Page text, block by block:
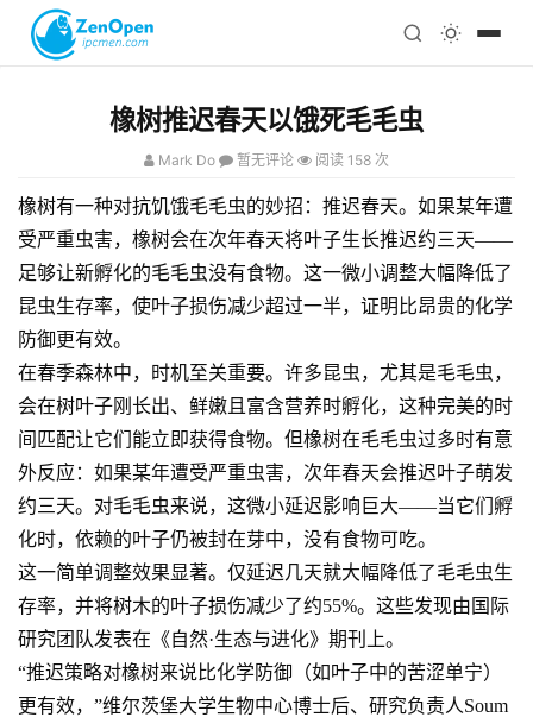
科技
注册
橡树推迟春天以饿死毛毛虫
Mark Do 暂无评论 阅读 158 次
橡树有一种对抗饥饿毛毛虫的妙招：推迟春天。如果某年遭
受严重虫害，橡树会在次年春天将叶子生长推迟约三天——
足够让新孵化的毛毛虫没有食物。这一微小调整大幅降低了
昆虫生存率，使叶子损伤减少超过一半，证明比昂贵的化学
防御更有效。
在春季森林中，时机至关重要。许多昆虫，尤其是毛毛虫，
会在树叶子刚长出、鲜嫩且富含营养时孵化，这种完美的时
间匹配让它们能立即获得食物。但橡树在毛毛虫过多时有意
外反应：如果某年遭受严重虫害，次年春天会推迟叶子萌发
约三天。对毛毛虫来说，这微小延迟影响巨大——当它们孵
化时，依赖的叶子仍被封在芽中，没有食物可吃。
这一简单调整效果显著。仅延迟几天就大幅降低了毛毛虫生
存率，并将树木的叶子损伤减少了约55%。这些发现由国际
研究团队发表在《自然·生态与进化》期刊上。
“推迟策略对橡树来说比化学防御（如叶子中的苦涩单宁）
更有效，”维尔茨堡大学生物中心博士后、研究负责人Soum